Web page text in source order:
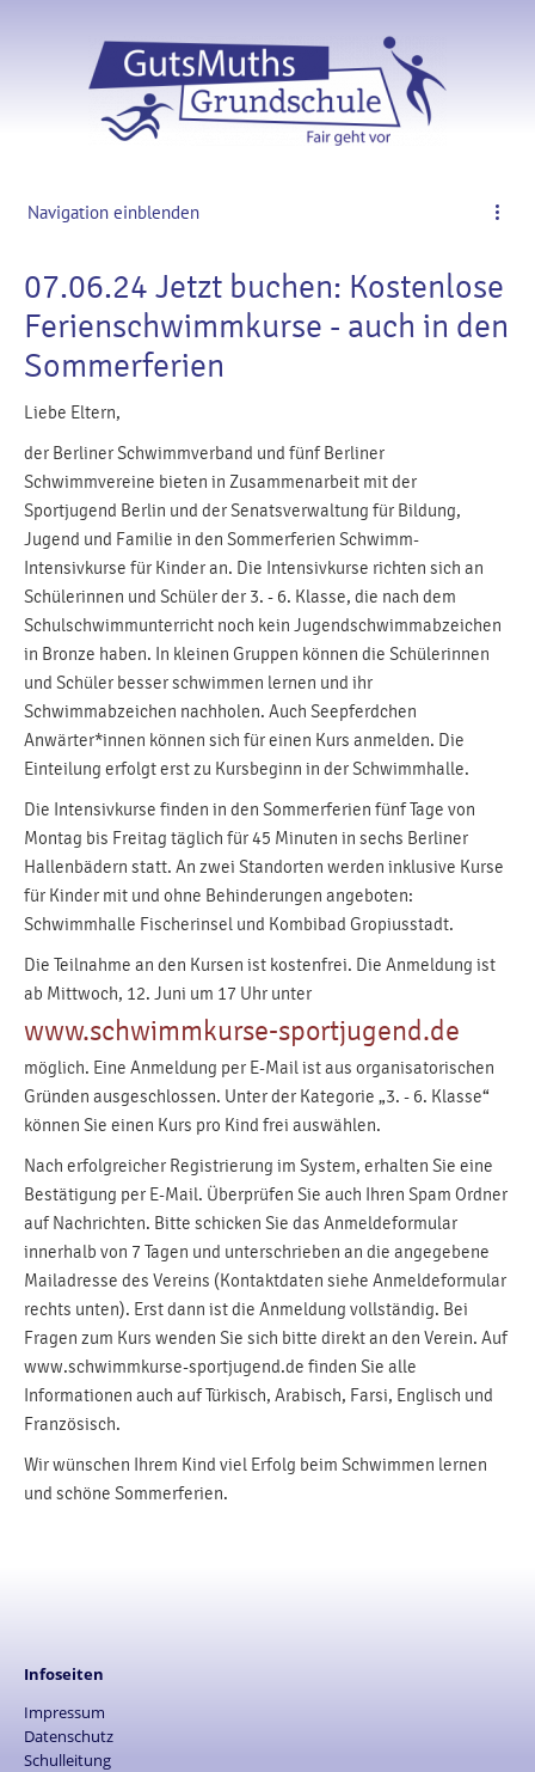
Navigation einblenden
07.06.24 Jetzt buchen: Kostenlose
Ferienschwimmkurse - auch in den
Sommerferien
Liebe Eltern,
der Berliner Schwimmverband und fünf Berliner
Schwimmvereine bieten in Zusammenarbeit mit der
Sportjugend Berlin und der Senatsverwaltung für Bildung,
Jugend und Familie in den Sommerferien Schwimm-
Intensivkurse für Kinder an. Die Intensivkurse richten sich an
Schülerinnen und Schüler der 3. - 6. Klasse, die nach dem
Schulschwimmunterricht noch kein Jugendschwimmabzeichen
in Bronze haben. In kleinen Gruppen können die Schülerinnen
und Schüler besser schwimmen lernen und ihr
Schwimmabzeichen nachholen. Auch Seepferdchen
Anwärter*innen können sich für einen Kurs anmelden. Die
Einteilung erfolgt erst zu Kursbeginn in der Schwimmhalle.
Die Intensivkurse finden in den Sommerferien fünf Tage von
Montag bis Freitag täglich für 45 Minuten in sechs Berliner
Hallenbädern statt. An zwei Standorten werden inklusive Kurse
für Kinder mit und ohne Behinderungen angeboten:
Schwimmhalle Fischerinsel und Kombibad Gropiusstadt.
Die Teilnahme an den Kursen ist kostenfrei. Die Anmeldung ist
ab Mittwoch, 12. Juni um 17 Uhr unter
www.schwimmkurse-sportjugend.de
möglich. Eine Anmeldung per E-Mail ist aus organisatorischen
Gründen ausgeschlossen. Unter der Kategorie „3. - 6. Klasse“
können Sie einen Kurs pro Kind frei auswählen.
Nach erfolgreicher Registrierung im System, erhalten Sie eine
Bestätigung per E-Mail. Überprüfen Sie auch Ihren Spam Ordner
auf Nachrichten. Bitte schicken Sie das Anmeldeformular
innerhalb von 7 Tagen und unterschrieben an die angegebene
Mailadresse des Vereins (Kontaktdaten siehe Anmeldeformular
rechts unten). Erst dann ist die Anmeldung vollständig. Bei
Fragen zum Kurs wenden Sie sich bitte direkt an den Verein. Auf
www.schwimmkurse-sportjugend.de finden Sie alle
Informationen auch auf Türkisch, Arabisch, Farsi, Englisch und
Französisch.
Wir wünschen Ihrem Kind viel Erfolg beim Schwimmen lernen
und schöne Sommerferien.
Infoseiten
Impressum
Datenschutz
Schulleitung